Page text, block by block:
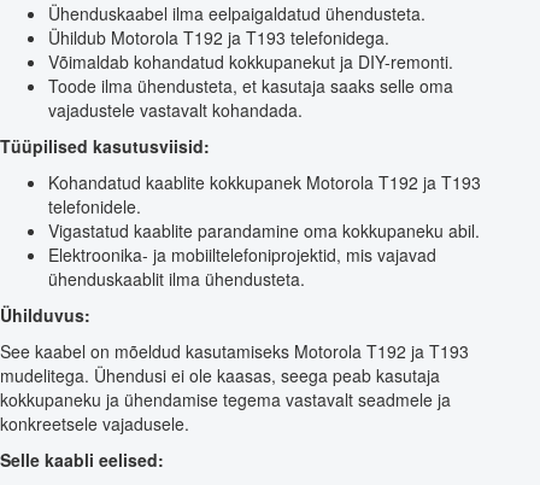
Ühenduskaabel ilma eelpaigaldatud ühendusteta.
Ühildub Motorola T192 ja T193 telefonidega.
Võimaldab kohandatud kokkupanekut ja DIY-remonti.
Toode ilma ühendusteta, et kasutaja saaks selle oma
vajadustele vastavalt kohandada.
Tüüpilised kasutusviisid:
Kohandatud kaablite kokkupanek Motorola T192 ja T193
telefonidele.
Vigastatud kaablite parandamine oma kokkupaneku abil.
Elektroonika- ja mobiiltelefoniprojektid, mis vajavad
ühenduskaablit ilma ühendusteta.
Ühilduvus:
See kaabel on mõeldud kasutamiseks Motorola T192 ja T193
mudelitega. Ühendusi ei ole kaasas, seega peab kasutaja
kokkupaneku ja ühendamise tegema vastavalt seadmele ja
konkreetsele vajadusele.
Selle kaabli eelised: